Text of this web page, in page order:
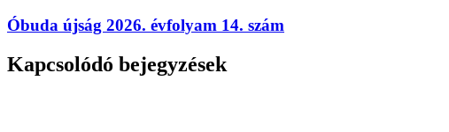
Óbuda újság 2026. évfolyam 14. szám
Kapcsolódó bejegyzések